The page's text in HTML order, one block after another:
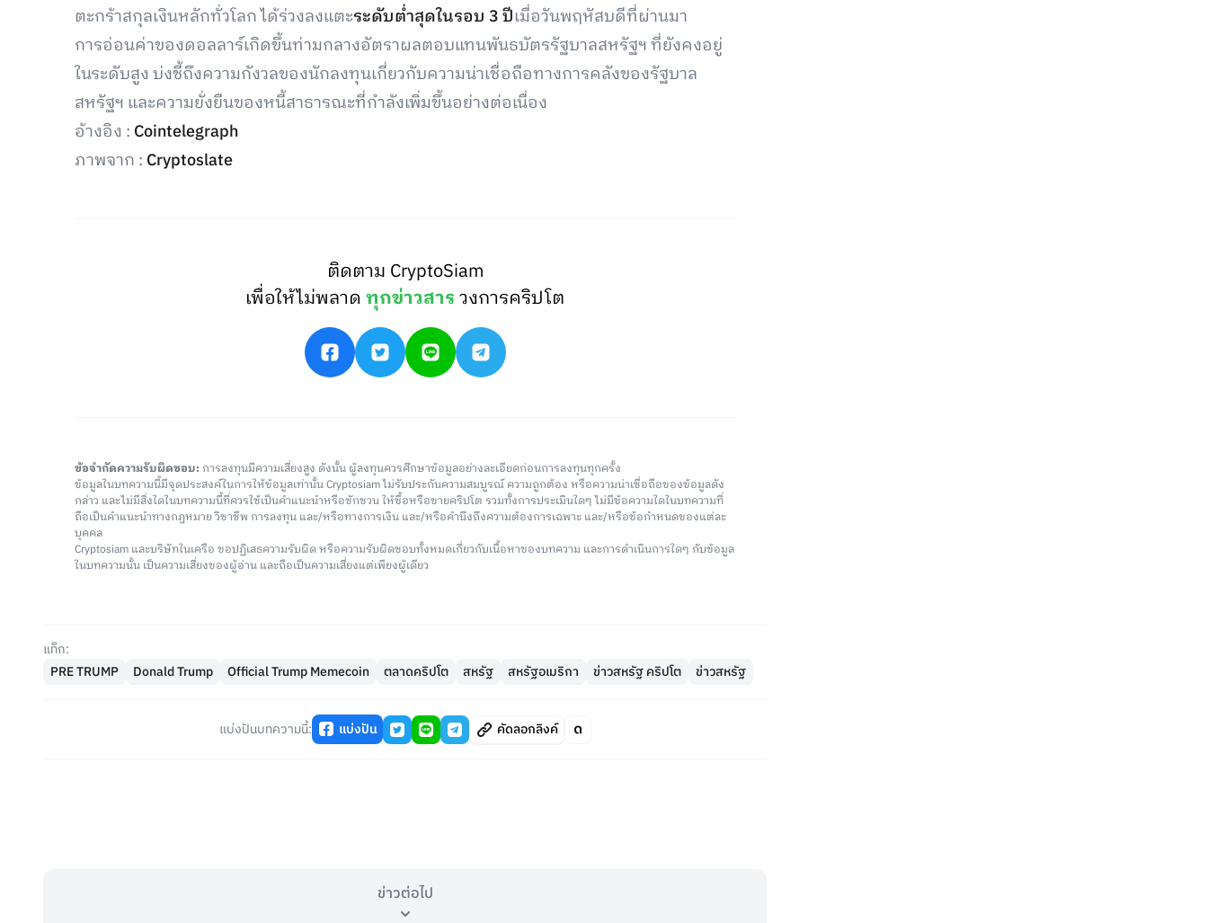
ตะกร้าสกุลเงินหลักทั่วโลก ได้ร่วงลงแตะระดับต่ำสุดในรอบ 3 ปีเมื่อวันพฤหัสบดีที่ผ่านมา
การอ่อนค่าของดอลลาร์เกิดขึ้นท่ามกลางอัตราผลตอบแทนพันธบัตรรัฐบาลสหรัฐฯ ที่ยังคงอยู่
ในระดับสูง บ่งชี้ถึงความกังวลของนักลงทุนเกี่ยวกับความน่าเชื่อถือทางการคลังของรัฐบาล
สหรัฐฯ และความยั่งยืนของหนี้สาธารณะที่กำลังเพิ่มขึ้นอย่างต่อเนื่อง
อ้างอิง : Cointelegraph
ภาพจาก : Cryptoslate
ติดตาม CryptoSiam
เพื่อให้ไม่พลาดทุกข่าวสารวงการคริปโต
ข้อจำกัดความรับผิดชอบ: การลงทุนมีความเสี่ยงสูง ดังนั้น ผู้ลงทุนควรศึกษาข้อมูลอย่างละเอียดก่อนการลงทุนทุกครั้ง
ข้อมูลในบทความนี้มีจุดประสงค์ในการให้ข้อมูลเท่านั้น Cryptosiam ไม่รับประกันความสมบูรณ์ ความถูกต้อง หรือความน่าเชื่อถือของข้อมูลดัง
กล่าว และไม่มีสิ่งใดในบทความนี้ที่ควรใช้เป็นคำแนะนำหรือชักชวน ให้ซื้อหรือขายคริปโต รวมทั้งการประเมินใดๆ ไม่มีข้อความใดในบทความที่
ถือเป็นคำแนะนำทางกฎหมาย วิชาชีพ การลงทุน และ/หรือทางการเงิน และ/หรือคำนึงถึงความต้องการเฉพาะ และ/หรือข้อกำหนดของแต่ละ
บุคคล
Cryptosiam และบริษัทในเครือ ขอปฏิเสธความรับผิด หรือความรับผิดชอบทั้งหมดเกี่ยวกับเนื้อหาของบทความ และการดำเนินการใดๆ กับข้อมูล
ในบทความนั้น เป็นความเสี่ยงของผู้อ่าน และถือเป็นความเสี่ยงแต่เพียงผู้เดียว
แท็ก:
PRE TRUMP
Donald Trump Official Trump Memecoin ตลาดคริปโต สหรัฐ สหรัฐอเมริกา ข่าวสหรัฐ คริปโต ข่าวสหรัฐ
แบ่งปันบทความนี้: แบ่งปัน คัดลอกลิงค์
ข่าวต่อไป